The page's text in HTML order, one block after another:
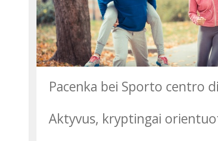
Pacenka bei Sporto centro
Aktyvus, kryptingai